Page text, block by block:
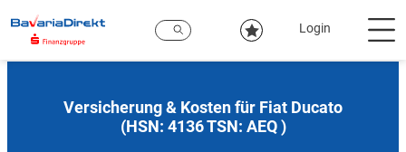
Hauptinhalt
Login
Versicherung & Kosten für Fiat Ducato
(HSN: 4136 TSN: AEQ )